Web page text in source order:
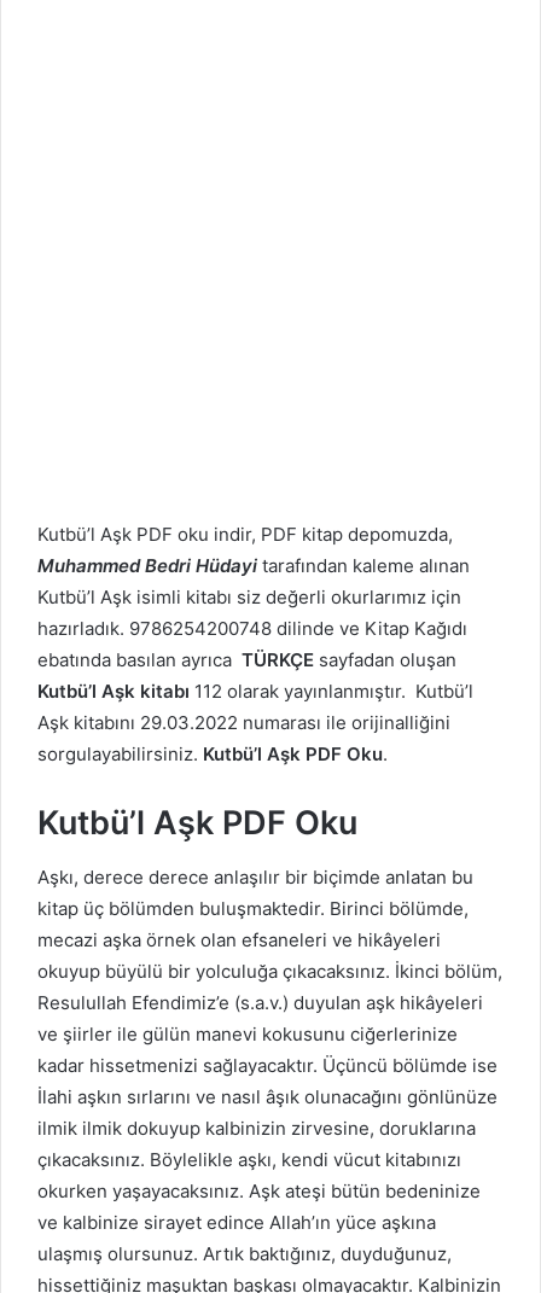
Kutbü’l Aşk PDF oku indir, PDF kitap depomuzda,
Muhammed Bedri Hüdayi tarafından kaleme alınan
Kutbü’l Aşk isimli kitabı siz değerli okurlarımız için
hazırladık. 9786254200748 dilinde ve Kitap Kağıdı
ebatında basılan ayrıca TÜRKÇE sayfadan oluşan
Kutbü’l Aşk kitabı 112 olarak yayınlanmıştır. Kutbü’l
Aşk kitabını 29.03.2022 numarası ile orijinalliğini
sorgulayabilirsiniz. Kutbü’l Aşk PDF Oku.
Kutbü’l Aşk PDF Oku
Aşkı, derece derece anlaşılır bir biçimde anlatan bu
kitap üç bölümden buluşmaktedir. Birinci bölümde,
mecazi aşka örnek olan efsaneleri ve hikâyeleri
okuyup büyülü bir yolculuğa çıkacaksınız. İkinci bölüm,
Resulullah Efendimiz’e (s.a.v.) duyulan aşk hikâyeleri
ve şiirler ile gülün manevi kokusunu ciğerlerinize
kadar hissetmenizi sağlayacaktır. Üçüncü bölümde ise
İlahi aşkın sırlarını ve nasıl âşık olunacağını gönlünüze
ilmik ilmik dokuyup kalbinizin zirvesine, doruklarına
çıkacaksınız. Böylelikle aşkı, kendi vücut kitabınızı
okurken yaşayacaksınız. Aşk ateşi bütün bedeninize
ve kalbinize sirayet edince Allah’ın yüce aşkına
ulaşmış olursunuz. Artık baktığınız, duyduğunuz,
hissettiğiniz maşuktan başkası olmayacaktır. Kalbinizin